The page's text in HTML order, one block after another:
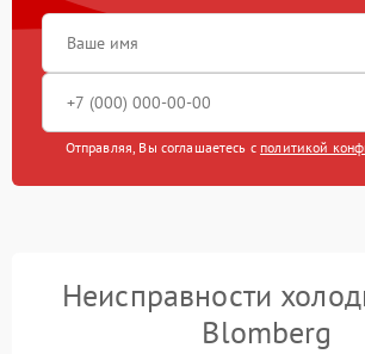
Отправляя, Вы соглашаетесь с политикой
Неисправности
Blomberg